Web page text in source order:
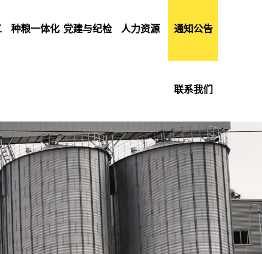
种粮一体化 党建与纪检 人力资源 通知公告
联系我们